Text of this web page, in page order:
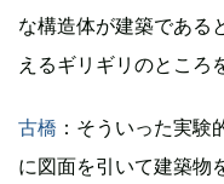
な構造体が建築である
えるギリギリのところ
古橋 ：そういった実
に図面を引いて建築物